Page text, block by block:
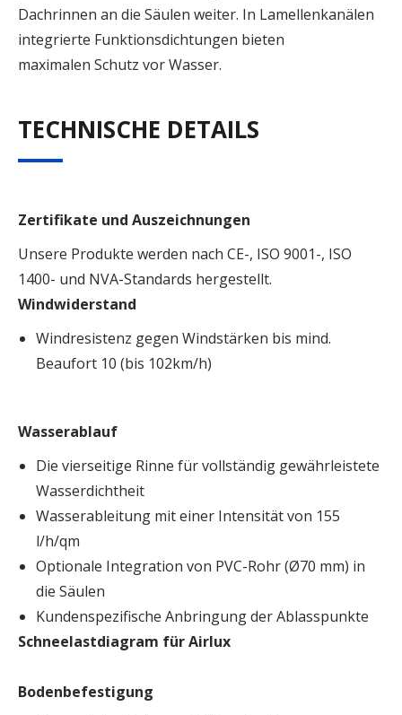
Dachrinnen an die Säulen weiter. In Lamellenkanälen
integrierte Funktionsdichtungen bieten
maximalen Schutz vor Wasser.
TECHNISCHE DETAILS
Zertifikate und Auszeichnungen
Unsere Produkte werden nach CE-, ISO 9001-, ISO
1400- und NVA-Standards hergestellt.
Windwiderstand
Windresistenz gegen Windstärken bis mind.
Beaufort 10 (bis 102km/h)
Wasserablauf
Die vierseitige Rinne für vollständig gewährleistete
Wasserdichtheit
Wasserableitung mit einer Intensität von 155
l/h/qm
Optionale Integration von PVC-Rohr (Ø70 mm) in
die Säulen
Kundenspezifische Anbringung der Ablasspunkte
Schneelastdiagram für Airlux
Bodenbefestigung